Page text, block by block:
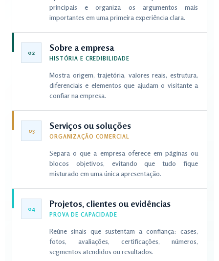
principais e organiza os argumentos mais
importantes em uma primeira experiência clara.
02 Sobre a empresa
HISTÓRIA E CREDIBILIDADE
Mostra origem, trajetória, valores reais, estrutura,
diferenciais e elementos que ajudam o visitante a
confiar na empresa.
03 Serviços ou soluções
ORGANIZAÇÃO COMERCIAL
Separa o que a empresa oferece em páginas ou
blocos objetivos, evitando que tudo fique
misturado em uma única apresentação.
04 Projetos, clientes ou evidências
PROVA DE CAPACIDADE
Reúne sinais que sustentam a confiança: cases,
fotos, avaliações, certificações, números,
segmentos atendidos ou resultados.